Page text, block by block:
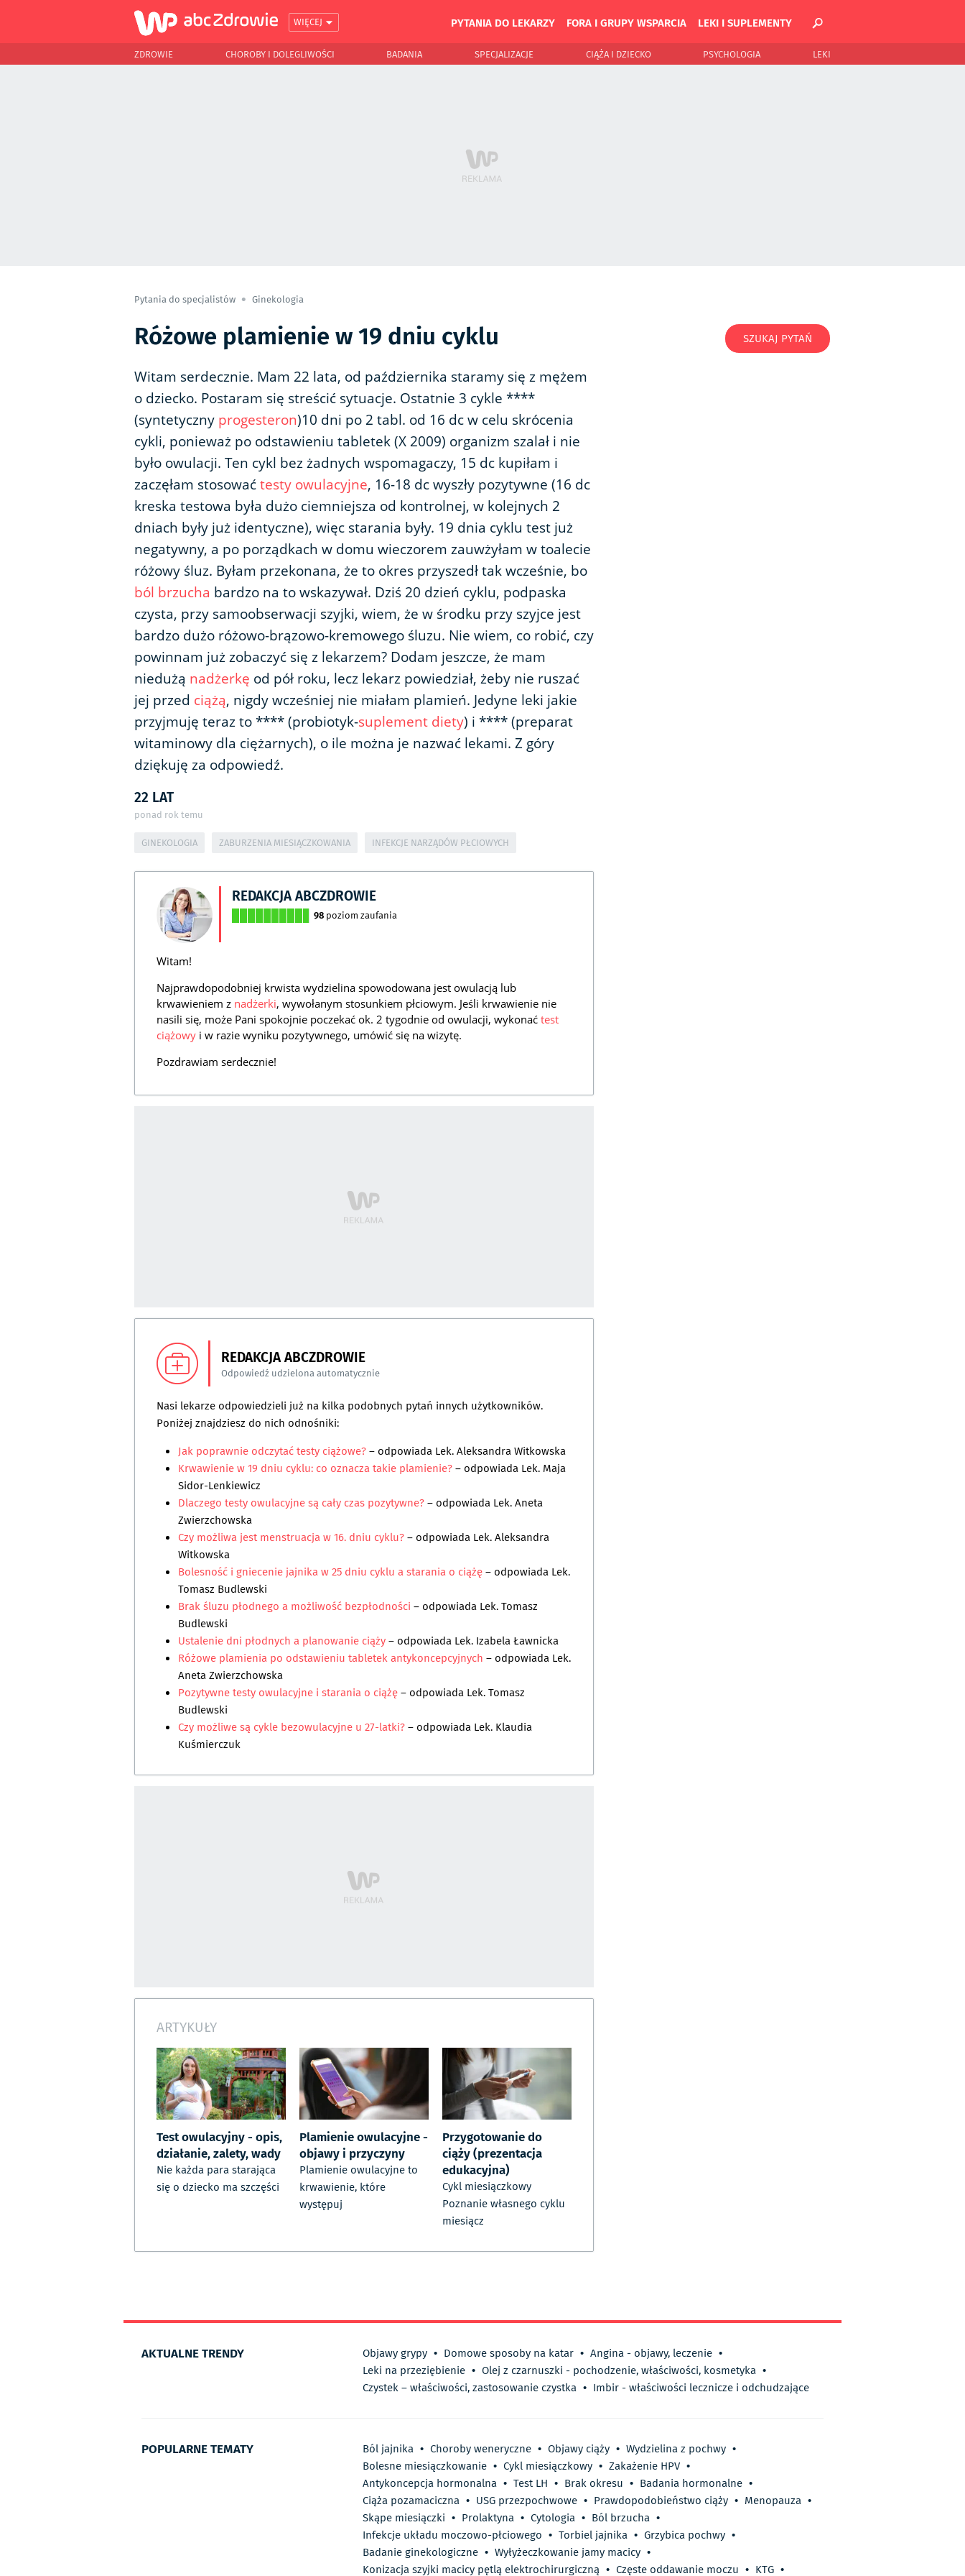
WIĘCEJ PYTANIA DO LEKARZY FORA I GRUPY WSPARCIA LEKI I SUPLEMENTY
ZDROWIE CHOROBY I DOLEGLIWOŚCI BADANIA SPECJALIZACJE CIĄŻA I DZIECKO PSYCHOLOGIA LEKI
Pytania do specjalistów Ginekologia
Różowe plamienie w 19 dniu cyklu
Witam serdecznie. Mam 22 lata, od października staramy się z mężem
o dziecko. Postaram się streścić sytuacje. Ostatnie 3 cykle ****
(syntetyczny progesteron)10 dni po 2 tabl. od 16 dc w celu skrócenia
cykli, ponieważ po odstawieniu tabletek (X 2009) organizm szalał i nie
było owulacji. Ten cykl bez żadnych wspomagaczy, 15 dc kupiłam i
zaczęłam stosowaćtesty owulacyjne, 16-18 dc wyszły pozytywne (16 dc
kreska testowa była dużo ciemniejsza od kontrolnej, w kolejnych 2
dniach były już identyczne), więc starania były. 19 dnia cyklu test już
negatywny, a po porządkach w domu wieczorem zauwżyłam w toalecie
różowy śluz. Byłam przekonana, że to okres przyszedł tak wcześnie, bo
ból brzucha bardzo na to wskazywał. Dziś 20 dzień cyklu, podpaska
czysta, przy samoobserwacji szyjki, wiem, że w środku przy szyjce jest
bardzo dużo różowo-brązowo-kremowego śluzu. Nie wiem, co robić, czy
powinnam już zobaczyć się z lekarzem? Dodam jeszcze, że mam
niedużą nadżerkę od pół roku, lecz lekarz powiedział, żeby nie ruszać
jej przed ciążą, nigdy wcześniej nie miałam plamień. Jedyne leki jakie
przyjmuję teraz to **** (probiotyk-suplement diety) i **** (preparat
witaminowy dla ciężarnych), o ile można je nazwać lekami. Z góry
dziękuję za odpowiedź.
22 LAT
ponad rok temu
GINEKOLOGIA ZABURZENIA MIESIĄCZKOWANIA INFEKCJE NARZĄDÓW PŁCIOWYCH
REDAKCJA ABCZDROWIE
98 poziom zaufania
Witam!
Najprawdopodobniej krwista wydzielina spowodowana jest owulacją lub
krwawieniem z nadżerki, wywołanym stosunkiem płciowym. Jeśli krwawienie nie
nasili się, może Pani spokojnie poczekać ok. 2 tygodnie od owulacji, wykonać test
ciążowy i w razie wyniku pozytywnego, umówić się na wizytę.
Pozdrawiam serdecznie!
REDAKCJA ABCZDROWIE
Odpowiedź udzielona automatycznie
Nasi lekarze odpowiedzieli już na kilka podobnych pytań innych użytkowników.
Poniżej znajdziesz do nich odnośniki:
Jak poprawnie odczytać testy ciążowe?– odpowiada Lek. Aleksandra Witkowska
Krwawienie w 19 dniu cyklu: co oznacza takie plamienie?– odpowiada Lek. Maja
Sidor-Lenkiewicz
Dlaczego testy owulacyjne są cały czas pozytywne?– odpowiada Lek. Aneta
Zwierzchowska
Czy możliwa jest menstruacja w 16. dniu cyklu?– odpowiada Lek. Aleksandra
Witkowska
Bolesność i gniecenie jajnika w 25 dniu cyklu a starania o ciążę– odpowiada Lek.
Tomasz Budlewski
Brak śluzu płodnego a możliwość bezpłodności – odpowiada Lek. Tomasz
Budlewski
Ustalenie dni płodnych a planowanie ciąży– odpowiada Lek. Izabela Ławnicka
Różowe plamienia po odstawieniu tabletek antykoncepcyjnych – odpowiada Lek.
Aneta Zwierzchowska
Pozytywne testy owulacyjne i starania o ciążę– odpowiada Lek. Tomasz
Budlewski
Czy możliwe są cykle bezowulacyjne u 27-latki?– odpowiada Lek. Klaudia
Kuśmierczuk
ARTYKUŁY
Test owulacyjny - opis,
działanie, zalety, wady
Nie każda para starająca
się o dziecko ma szczęści
Plamienie owulacyjne -
objawy i przyczyny
Plamienie owulacyjne to
krwawienie, które
występuj
Przygotowanie do
ciąży (prezentacja
edukacyjna)
Cykl miesiączkowy
Poznanie własnego cyklu
miesiącz
SZUKAJ PYTAŃ
AKTUALNE TRENDY Objawy grypy • Domowe sposoby na katar • Angina - objawy, leczenie •
Leki na przeziębienie • Olej z czarnuszki - pochodzenie, właściwości, kosmetyka •
Czystek – właściwości, zastosowanie czystka • Imbir - właściwości lecznicze i odchudzające
POPULARNE TEMATY Ból jajnika • Choroby weneryczne • Objawy ciąży • Wydzielina z pochwy •
Bolesne miesiączkowanie • Cykl miesiączkowy • Zakażenie HPV •
Antykoncepcja hormonalna • Test LH • Brak okresu • Badania hormonalne •
Ciąża pozamaciczna • USG przezpochwowe • Prawdopodobieństwo ciąży • Menopauza •
Skąpe miesiączki • Prolaktyna • Cytologia • Ból brzucha •
Infekcje układu moczowo-płciowego • Torbiel jajnika • Grzybica pochwy •
Badanie ginekologiczne • Wyłyżeczkowanie jamy macicy •
Konizacja szyjki macicy pętlą elektrochirurgiczną • Częste oddawanie moczu • KTG •